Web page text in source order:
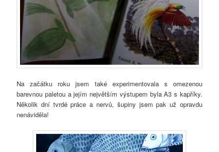
Na začátku roku jsem také experimentovala s omezenou
barevnou paletou a jejím největším výstupem byla A3 s kapříky.
Několik dní tvrdé práce a nervů, šupiny jsem pak už opravdu
nenáviděla!